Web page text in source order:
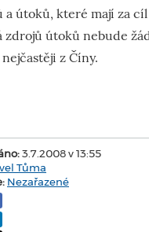
a útoků, které mají za
zdrojů útoků nebude
z Číny.
3.7.2008 v 13:55
Tůma
Nezařazené